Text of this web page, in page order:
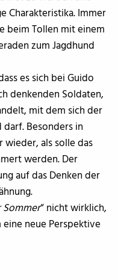
Charakteristika. Immer
beim Tollen mit einem
zum Jagdhund
es sich bei Guido
denkenden Soldaten,
mit dem sich der
Besonders in
wieder, als solle das
werden. Der
auf das Denken der
“ nicht wirklich,
neue Perspektive